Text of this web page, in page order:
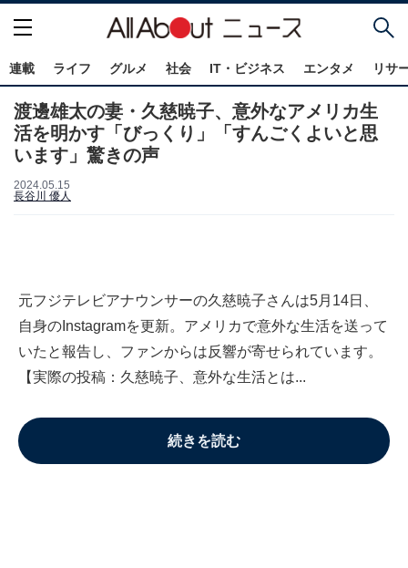
連載 ライフ グルメ 社会 IT・ビジネス エンタメ リサ
渡邊雄太の妻・久慈暁子、意外なアメリカ生
活を明かす「びっくり」「すんごくよいと思
います」驚きの声
2024.05.15
長谷川 優人
元フジテレビアナウンサーの久慈暁子さんは5月14日、
自身のInstagramを更新。アメリカで意外な生活を送って
いたと報告し、ファンからは反響が寄せられています。
【実際の投稿：久慈暁子、意外な生活とは...
続きを読む